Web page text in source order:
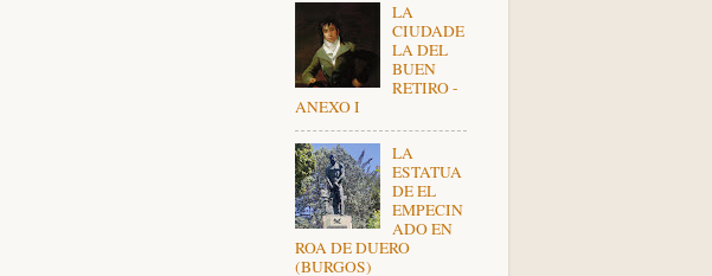
LA
CIUDADE
LA DEL
BUEN
RETIRO -
ANEXO I
LA
ESTATUA
DE EL
EMPECIN
ADO EN
ROA DE DUERO
(BURGOS)